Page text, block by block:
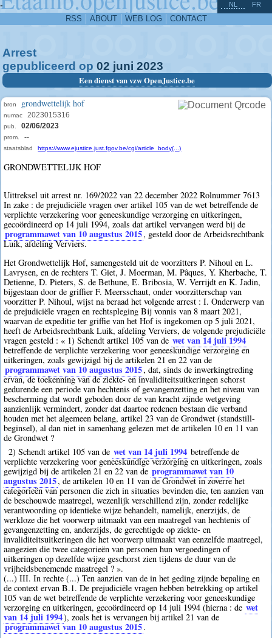
-
RSS ABOUT WEB LOG CONTACT
NL FR
Arrest
gepubliceerd op 02 juni 2023
Een dienst van vzw OpenJustice.be
bron grondwettelijk hof
numac 2023015316
pub. 02/06/2023
prom. --
staatsblad https://www.ejustice.just.fgov.be/cgi/article_body(...)
GRONDWETTELIJK HOF
Uittreksel uit arrest nr. 169/2022 van 22 december 2022 Rolnummer 7613
In zake : de prejudiciële vragen over artikel 105 van de wet betreffende de
verplichte verzekering voor geneeskundige verzorging en uitkeringen,
gecoördineerd op 14 juli 1994, zoals dat artikel vervangen werd bij de
programmawet van 10 augustus 2015, gesteld door de Arbeidsrechtbank
Luik, afdeling Verviers.
Het Grondwettelijk Hof, samengesteld uit de voorzitters P. Nihoul en L.
Lavrysen, en de rechters T. Giet, J. Moerman, M. Pâques, Y. Kherbache, T.
Detienne, D. Pieters, S. de Bethune, E. Bribosia, W. Verrijdt en K. Jadin,
bijgestaan door de griffier F. Meersschaut, onder voorzitterschap van
voorzitter P. Nihoul, wijst na beraad het volgende arrest : I. Onderwerp van
de prejudiciële vragen en rechtspleging Bij vonnis van 8 maart 2021,
waarvan de expeditie ter griffie van het Hof is ingekomen op 5 juli 2021,
heeft de Arbeidsrechtbank Luik, afdeling Verviers, de volgende prejudiciële
vragen gesteld : « 1) Schendt artikel 105 van de wet van 14 juli 1994
betreffende de verplichte verzekering voor geneeskundige verzorging en
uitkeringen, zoals gewijzigd bij de artikelen 21 en 22 van de
programmawet van 10 augustus 2015, dat, sinds de inwerkingtreding
ervan, de toekenning van de ziekte- en invaliditeitsuitkeringen schorst
gedurende een periode van hechtenis of gevangenzetting en het niveau van
bescherming dat wordt geboden door de van kracht zijnde wetgeving
aanzienlijk vermindert, zonder dat daartoe redenen bestaan die verband
houden met het algemeen belang, artikel 23 van de Grondwet (standstill-
beginsel), al dan niet in samenhang gelezen met de artikelen 10 en 11 van
de Grondwet ?
2) Schendt artikel 105 van de wet van 14 juli 1994 betreffende de
verplichte verzekering voor geneeskundige verzorging en uitkeringen, zoals
gewijzigd bij de artikelen 21 en 22 van de programmawet van 10
augustus 2015, de artikelen 10 en 11 van de Grondwet in zoverre het
categorieën van personen die zich in situaties bevinden die, ten aanzien van
de beschouwde maatregel, wezenlijk verschillend zijn, zonder redelijke
verantwoording op identieke wijze behandelt, namelijk, enerzijds, de
werkloze die het voorwerp uitmaakt van een maatregel van hechtenis of
gevangenzetting en, anderzijds, de gerechtigde op ziekte- en
invaliditeitsuitkeringen die het voorwerp uitmaakt van eenzelfde maatregel,
aangezien die twee categorieën van personen hun vergoedingen of
uitkeringen op dezelfde wijze geschorst zien tijdens de duur van de
vrijheidsbenemende maatregel ? ».
(...) III. In rechte (...) Ten aanzien van de in het geding zijnde bepaling en
de context ervan B.1. De prejudiciële vragen hebben betrekking op artikel
105 van de wet betreffende de verplichte verzekering voor geneeskundige
verzorging en uitkeringen, gecoördineerd op 14 juli 1994 (hierna : de wet
van 14 juli 1994), zoals het is vervangen bij artikel 21 van de
programmawet van 10 augustus 2015.
^